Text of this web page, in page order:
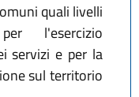
quali livelli
l'esercizio
servizi e per la
sul territorio